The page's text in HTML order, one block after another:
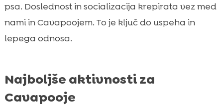
psa. Doslednost in socializacija krepirata vez med
nami in Cavapoojem. To je ključ do uspeha in
lepega odnosa.
Najboljše aktivnosti za
Cavapooje